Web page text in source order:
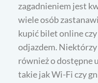
zagadnieniem jest
wiele osób
kupić bilet online
odjazdem.
również o dostępne
takie jak Wi-Fi czy